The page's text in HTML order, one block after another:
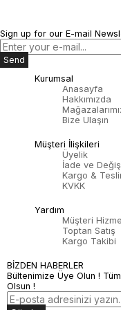
Sign up for our E-mail
Send
Kurumsal
Anasayfa
Hakkımızda
Bize Ulaşın
Müşteri İlişkileri
Üyelik
İade ve
Kargo &
KVKK
Yardım
Müşteri
Toptan Satış
Kargo Takibi
BİZDEN HABERLER
Bültenimize Üye Olun !
Olsun !